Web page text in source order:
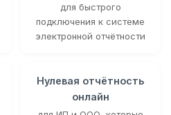
для быстрого
подключения к системе
электронной отчётности
Нулевая отчётность
онлайн